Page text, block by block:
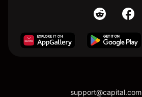
support@capital.com